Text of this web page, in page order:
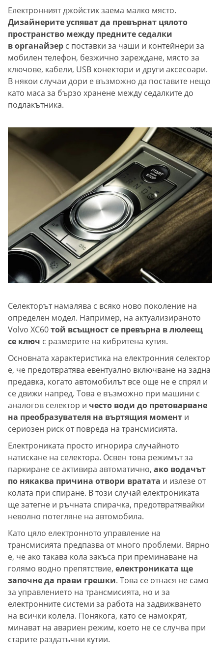
Електронният джойстик заема малко място.
Дизайнерите успяват да превърнат цялото
пространство между предните седалки
в органайзер с поставки за чаши и контейнери за
мобилен телефон, безжично зареждане, място за
ключове, кабели, USB конектори и други аксесоари.
В някои случаи дори е възможно да поставите нещо
като маса за бързо хранене между седалките до
подлакътника.
Селекторът намалява с всяко ново поколение на
определен модел. Например, на актуализираното
Volvo XC60той всъщност се превърна в люлеещ
се ключ с размерите на кибритена кутия.
Основната характеристика на електронния селектор
е, че предотвратява евентуално включване на задна
предавка, когато автомобилът все още не е спрял и
се движи напред. Това е възможно при машини с
аналогов селектор и често води до претоварване
на преобразувателя на въртящия момент и
сериозен риск от повреда на трансмисията.
Електрониката просто игнорира случайното
натискане на селектора. Освен това режимът за
паркиране се активира автоматично, ако водачът
по някаква причина отвори вратата и излезе от
колата при спиране. В този случай електрониката
ще затегне и ръчната спирачка, предотвратявайки
неволно потегляне на автомобила.
Като цяло електронното управление на
трансмисията предпазва от много проблеми. Вярно
е, че ако такава кола закъса при преминаване на
голямо водно препятствие, електрониката ще
започне да прави грешки. Това се отнася не само
за управлението на трансмисията, но и за
електронните системи за работа на задвижването
на всички колела. Понякога, като се намокрят,
минават на авариен режим, което не се случва при
старите раздатъчни кутии.